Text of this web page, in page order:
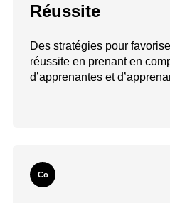
Réussite
Des stratégies pour
réussite en prenant en
d’apprenantes et
Co